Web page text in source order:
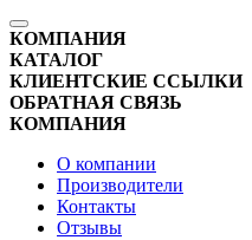
КОМПАНИЯ
КАТАЛОГ
КЛИЕНТСКИЕ ССЫЛКИ
ОБРАТНАЯ СВЯЗЬ
КОМПАНИЯ
О компании
Производители
Контакты
Отзывы